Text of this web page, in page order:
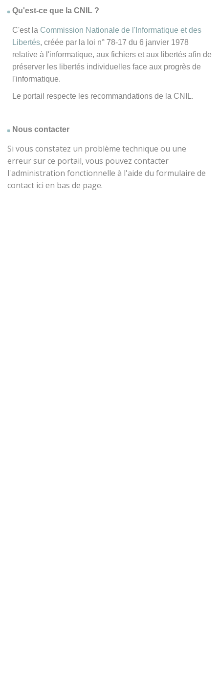
Qu'est-ce que la CNIL ?
C'est la Commission Nationale de l'Informatique et des
Libertés, créée par la loi n° 78-17 du 6 janvier 1978
relative à l'informatique, aux fichiers et aux libertés afin de
préserver les libertés individuelles face aux progrès de
l'informatique.
Le portail respecte les recommandations de la CNIL.
Nous contacter
Si vous constatez un problème technique ou une
erreur sur ce portail, vous pouvez contacter
l'administration fonctionnelle à l'aide du formulaire de
contact ici en bas de page.